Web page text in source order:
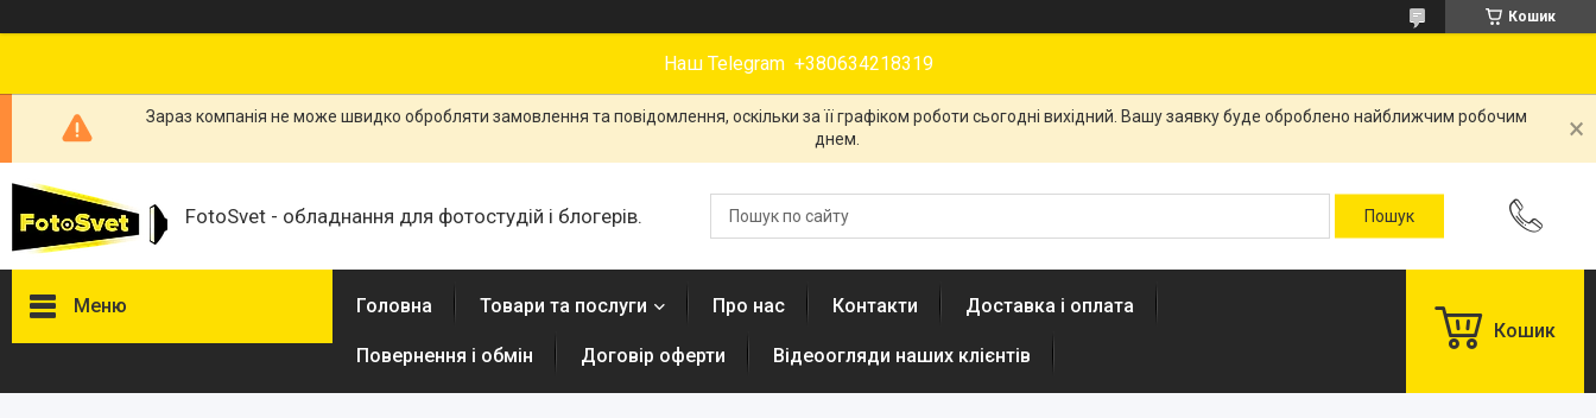
Кошик
Наш Telegram +380634218319
Зараз компанія не може швидко обробляти замовлення та повідомлення, оскільки за її графіком роботи сьогодні вихідний. Вашу заявку буде оброблено найближчим робочим
днем.
FotoSvet - обладнання для фотостудій і блогерів.
Меню Головна Товари та послуги Про нас Контакти Доставка і оплата
Повернення і обмін Договір оферти Відеоогляди наших клієнтів
Кошик